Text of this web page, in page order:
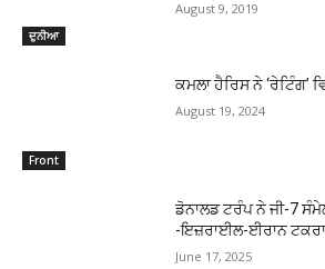
ਦੁਨੀਆ
August 9, 2019
Front
ਕਮਲਾ ਹੈਰਿਸ ਨੇ ‘ਰੇਟਿੰਗ’
August 19, 2024
ਡੋਨਾਲਡ ਟਰੰਪ ਨੇ ਜੀ-7
-ਇਜ਼ਰਾਈਲ-ਈਰਾਨ
June 17, 2025